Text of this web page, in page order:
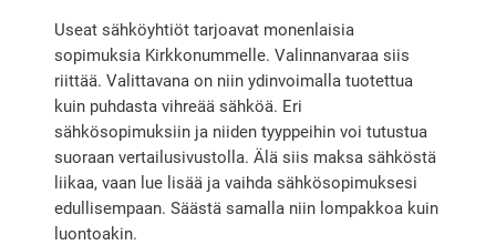
Useat sähköyhtiöt tarjoavat monenlaisia
sopimuksia Kirkkonummelle. Valinnanvaraa siis
riittää. Valittavana on niin ydinvoimalla tuotettua
kuin puhdasta vihreää sähköä. Eri
sähkösopimuksiin ja niiden tyyppeihin voi tutustua
suoraan vertailusivustolla. Älä siis maksa sähköstä
liikaa, vaan lue lisää ja vaihda sähkösopimuksesi
edullisempaan. Säästä samalla niin lompakkoa kuin
luontoakin.